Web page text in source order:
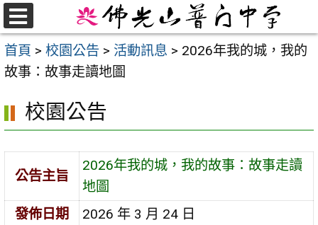
跳
至
主
要
首頁 > 校園公告 > 活動訊息 > 2026年我的城，我的
故事：故事走讀地圖
校園公告
公告主旨
2026年我的城，我的故事：故事走讀
地圖
發佈日期
2026 年 3 月 24 日
選
單